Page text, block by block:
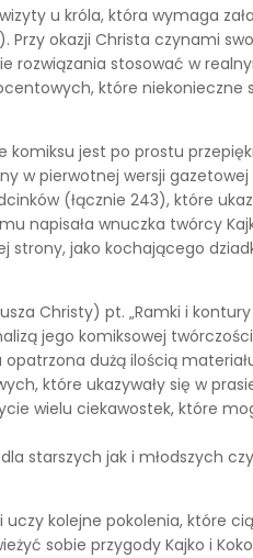
u króla, która wymaga
Przy okazji Christa czynami
rozwiązania stosować w
które niekonieczne
komiksu jest po prostu
w pierwotnej wersji
(łącznie 243), które
napisała wnuczka twórcy
strony, jako kochającego
Christy) pt. „Ramki i
jego komiksowej
dużą ilością
które ukazywały się w
wielu ciekawostek, które
starszych jak i młodszych
uczy kolejne pokolenia, które
sobie przygody Kajko i